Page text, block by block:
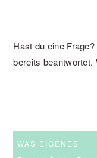
Hast du eine
bereits
WAS EIGENES